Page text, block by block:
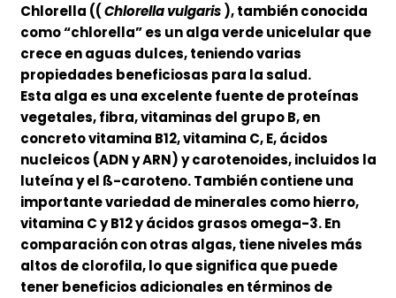
Chlorella ((Chlorella vulgaris), también conocida
como “chlorella” es un alga verde unicelular que
crece en aguas dulces, teniendo varias
propiedades beneficiosas para la salud.
Esta alga es una excelente fuente de proteínas
vegetales, fibra, vitaminas del grupo B, en
concreto vitamina B12, vitamina C, E, ácidos
nucleicos (ADN y ARN) y carotenoides, incluidos la
luteína y el ß-caroteno. También contiene una
importante variedad de minerales como hierro,
vitamina C y B12 y ácidos grasos omega-3. En
comparación con otras algas, tiene niveles más
altos de clorofila, lo que significa que puede
tener beneficios adicionales en términos de